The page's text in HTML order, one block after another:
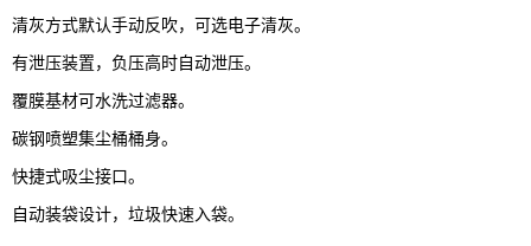
清灰方式默认手动反吹，可选电子清灰。
有泄压装置，负压高时自动泄压。
覆膜基材可水洗过滤器。
碳钢喷塑集尘桶桶身。
快捷式吸尘接口。
自动装袋设计，垃圾快速入袋。